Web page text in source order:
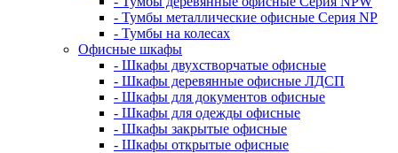
- Тумбы металлические офисные Серия NP
- Тумбы на колесах
Офисные шкафы
- Шкафы двухстворчатые офисные
- Шкафы деревянные офисные ЛДСП
- Шкафы для документов офисные
- Шкафы для одежды офисные
- Шкафы закрытые офисные
- Шкафы открытые офисные